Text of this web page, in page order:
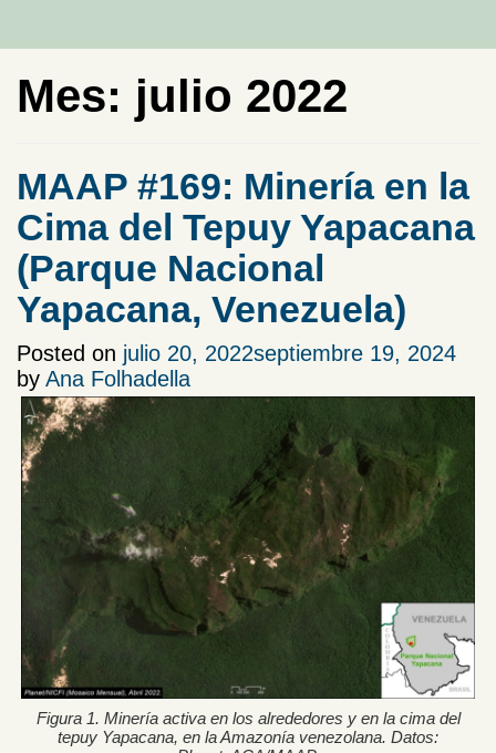
Mes: julio 2022
MAAP #169: Minería en la
Cima del Tepuy Yapacana
(Parque Nacional
Yapacana, Venezuela)
Posted on julio 20, 2022septiembre 19, 2024
by Ana Folhadella
Figura 1. Minería activa en los alrededores y en la cima del
tepuy Yapacana, en la Amazonía venezolana. Datos: